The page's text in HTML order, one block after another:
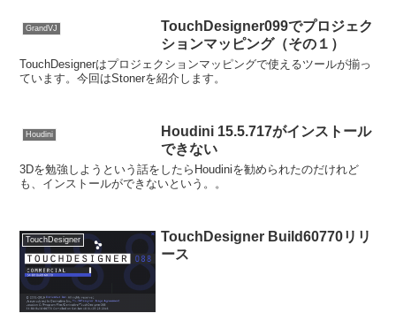
GrandVJ
TouchDesigner099でプロジェク
ションマッピング（その１）
TouchDesignerはプロジェクションマッピングで使えるツールが揃っ
ています。今回はStonerを紹介します。
Houdini
Houdini 15.5.717がインストール
できない
3Dを勉強しようという話をしたらHoudiniを勧められたのだけれど
も、インストールができないという。。
TouchDesigner
TouchDesigner Build60770リリ
ース